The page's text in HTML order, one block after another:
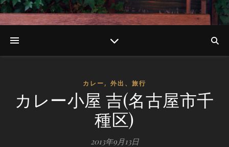
カレー, 外出、旅行
カレー小屋 吉(名古屋市千
種区)
2013年9月13日